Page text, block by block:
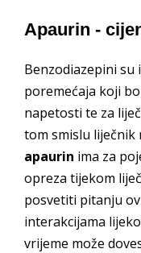
Apaurin -
Benzodiazepini su
poremećaja koji
napetosti te za
tom smislu
apaurin ima za
opreza tijekom
posvetiti pitanju
interakcijama
vrijeme može